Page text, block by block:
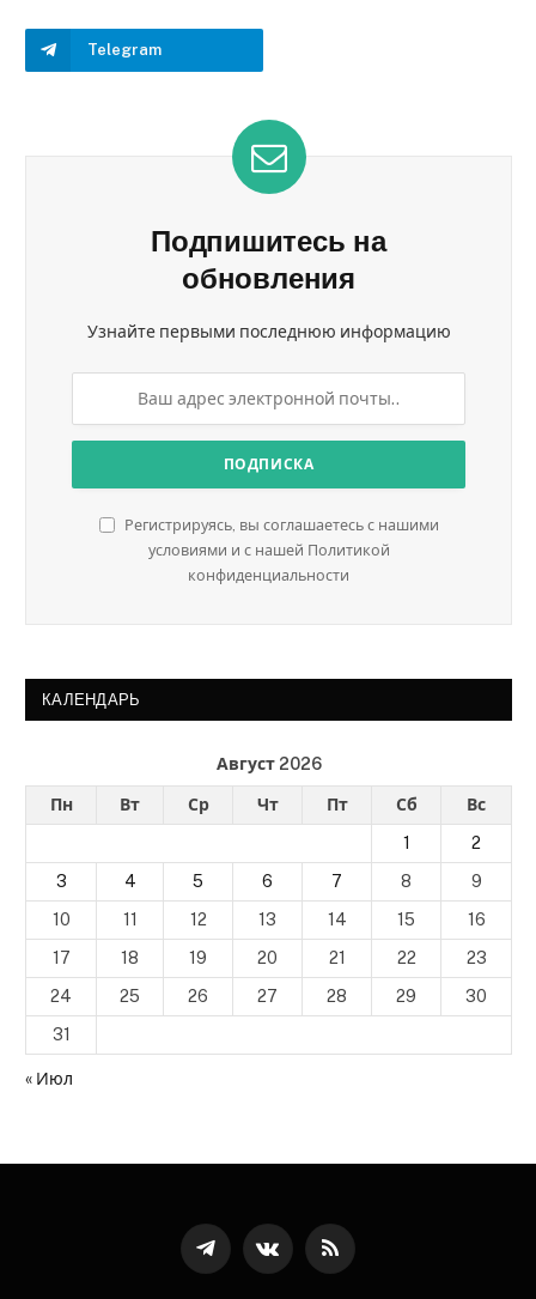
Telegram
Подпишитесь на
обновления
Узнайте первыми последнюю информацию
Регистрируясь, вы соглашаетесь с нашими
условиями и с нашей Политикой
конфиденциальности
КАЛЕНДАРЬ
Август 2026
Пн Вт Ср Чт Пт Сб
Вс
1
2
3
4 5 6 7 8
9
10
11 12 13 14 15
16
17
18 19 20 21 22
23
24
25 26 27 28 29
30
31
« Июл
ТелеграммВКонтактеRSS-